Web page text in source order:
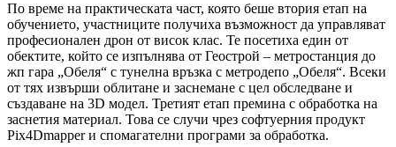
По време на практическата част, която беше втория етап на
обучението, участниците получиха възможност да управляват
професионален дрон от висок клас. Те посетиха един от
обектите, който се изпълнява от Геострой – метростанция до
жп гара „Обеля“ с тунелна връзка с метродепо „Обеля“. Всеки
от тях извърши облитане и заснемане с цел обследване и
създаване на 3D модел. Третият етап премина с обработка на
заснетия материал. Това се случи чрез софтуерния продукт
Pix4Dmapper и спомагателни програми за обработка.